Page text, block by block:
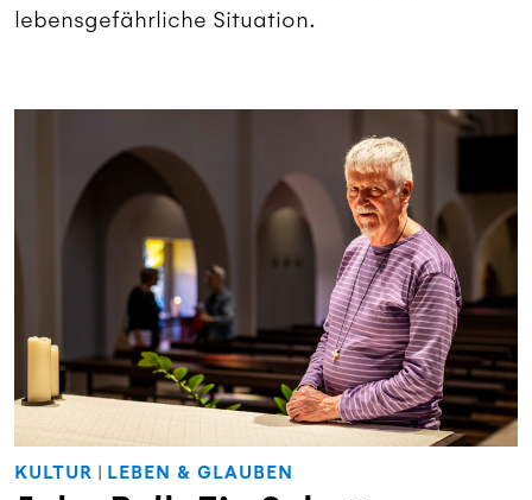
lebensgefährliche Situation.
KULTUR | LEBEN & GLAUBEN